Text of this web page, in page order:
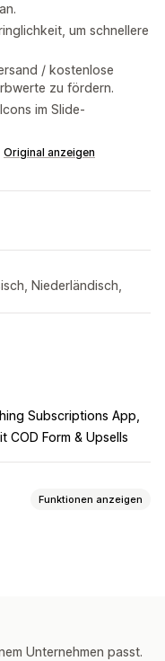
um schnellere
/ kostenlose
zu fördern.
im Slide-
Original anzeigen
Niederländisch,
Subscriptions App
COD Form & Upsells
Funktionen anzeigen
Unternehmen passt.